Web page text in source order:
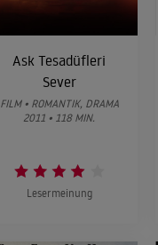
Ask Tesadüfleri
Sever
FILM • ROMANTIK, DRAMA
2011 • 118 MIN.
Lesermeinung